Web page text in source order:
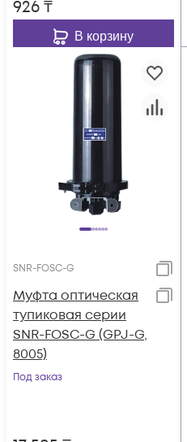
926₸
В корзину
SNR-FOSC-G
Муфта оптическая
тупиковая серии
SNR-FOSC-G (GPJ-G,
8005)
Под заказ